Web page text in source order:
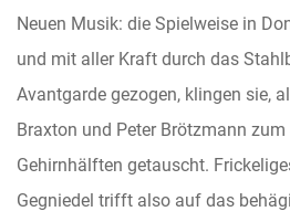
Neuen Musik: die Spielweise in
und mit aller Kraft durch das
Avantgarde gezogen, klingen sie,
Braxton und Peter Brötzmann
Gehirnhälften getauscht.
Gegniedel trifft also auf das